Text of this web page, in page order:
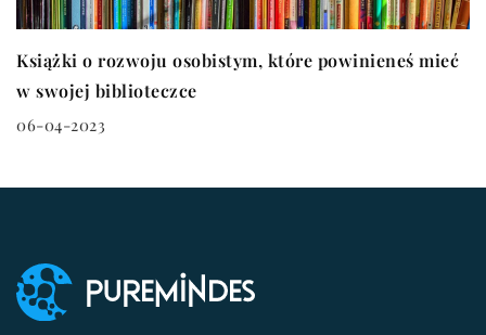
Książki o rozwoju osobistym, które powinieneś mieć
w swojej biblioteczce
06-04-2023